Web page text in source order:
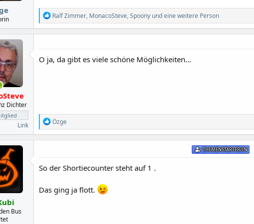
R
e
a
o
Ralf Zimmer, MonacoSteve,Spoony und eine weitere Person
Dichter
Link
O ja, da gibt es viele schöne Möglichkeiten...
R
e
a
o
n
Özge
Bus
THEMENSTARTER/IN
So der Shortiecounter steht auf 1 .
Das ging ja flott.